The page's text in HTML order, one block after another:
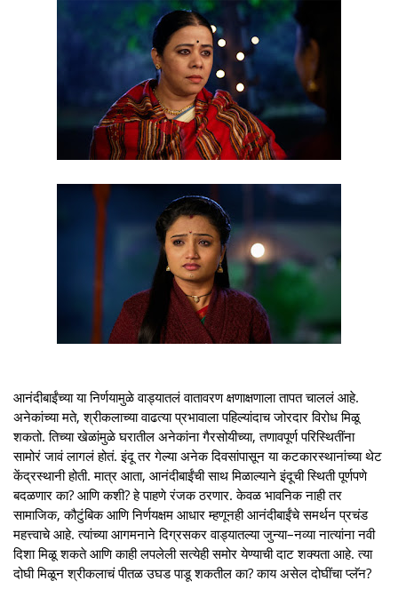
आनंदीबाईंच्या या निर्णयामुळे वाड्यातलं वातावरण क्षणाक्षणाला तापत चाललं आहे.
अनेकांच्या मते, श्रीकलाच्या वाढत्या प्रभावाला पहिल्यांदाच जोरदार विरोध मिळू
शकतो. तिच्या खेळांमुळे घरातील अनेकांना गैरसोयीच्या, तणावपूर्ण परिस्थितींना
सामोरं जावं लागलं होतं. इंदू तर गेल्या अनेक दिवसांपासून या कटकारस्थानांच्या थेट
केंद्रस्थानी होती. मात्र आता, आनंदीबाईंची साथ मिळाल्याने इंदूची स्थिती पूर्णपणे
बदळणार का? आणि कशी? हे पाहणे रंजक ठरणार. केवळ भावनिक नाही तर
सामाजिक, कौटुंबिक आणि निर्णयक्षम आधार म्हणूनही आनंदीबाईंचे समर्थन प्रचंड
महत्त्वाचे आहे. त्यांच्या आगमनाने दिग्रसकर वाड्यातल्या जुन्या–नव्या नात्यांना नवी
दिशा मिळू शकते आणि काही लपलेली सत्येही समोर येण्याची दाट शक्यता आहे. त्या
दोघी मिळून श्रीकलाचं पीतळ उघड पाडू शकतील का? काय असेल दोघींचा प्लॅन?